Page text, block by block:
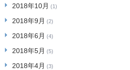
2018年10月 (1)
2018年9月 (2)
2018年6月 (4)
2018年5月 (5)
2018年4月 (3)